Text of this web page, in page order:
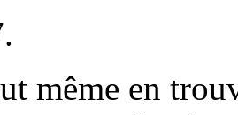
même en